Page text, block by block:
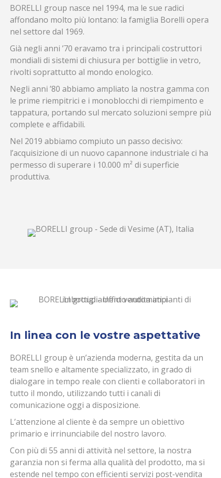
BORELLI group nasce nel 1994, ma le sue radici
affondano molto più lontano: la famiglia Borelli opera
nel settore dal 1969.
Già negli anni ’70 eravamo tra i principali costruttori
mondiali di sistemi di chiusura per bottiglie in vetro,
rivolti soprattutto al mondo enologico.
Negli anni ’80 abbiamo ampliato la nostra gamma con
le prime riempitrici e i monoblocchi di riempimento e
tappatura, portando sul mercato soluzioni sempre più
complete e affidabili.
Nel 2019 abbiamo compiuto un passo decisivo:
l’acquisizione di un nuovo capannone industriale ci ha
permesso di superare i 10.000 m² di superficie
produttiva.
In linea con le vostre aspettative
BORELLI group è un’azienda moderna, gestita da un
team snello e altamente specializzato, in grado di
dialogare in tempo reale con clienti e collaboratori in
tutto il mondo, utilizzando tutti i canali di
comunicazione oggi a disposizione.
L’attenzione al cliente è da sempre un obiettivo
primario e irrinunciabile del nostro lavoro.
Con più di 55 anni di attività nel settore, la nostra
garanzia non si ferma alla qualità del prodotto, ma si
estende nel tempo con efficienti servizi post-vendita